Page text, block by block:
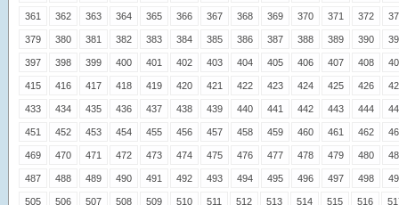
361 362 363 364 365 366 367 368 369 370 371 372
379 380 381 382 383 384 385 386 387 388 389 390
397 398 399 400 401 402 403 404 405 406 407 408
415 416 417 418 419 420 421 422 423 424 425 426
433 434 435 436 437 438 439 440 441 442 443 444
451 452 453 454 455 456 457 458 459 460 461 462
469 470 471 472 473 474 475 476 477 478 479 480
487 488 489 490 491 492 493 494 495 496 497 498
505 506 507 508 509 510 511 512 513 514 515 516